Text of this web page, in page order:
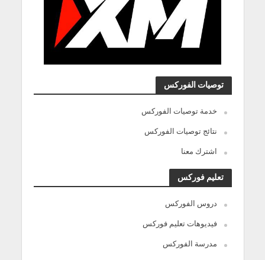
توصيات الفوركس
خدمة توصيات الفوركس
نتائج توصيات الفوركس
اشترك معنا
تعليم فوركس
دروس الفوركس
فيديوهات تعليم فوركس
مدرسة الفوركس